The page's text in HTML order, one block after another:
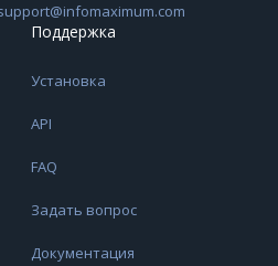
Поддержка
Установка
API
FAQ
Задать вопрос
Документация